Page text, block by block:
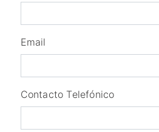
Email
Contacto Telefónico